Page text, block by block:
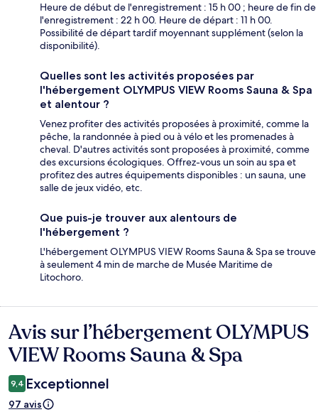
Heure de début de l'enregistrement : 15 h 00 ; heure de fin de
l'enregistrement : 22 h 00. Heure de départ : 11 h 00.
Possibilité de départ tardif moyennant supplément (selon la
disponibilité).
Quelles sont les activités proposées par
l'hébergement OLYMPUS VIEW Rooms Sauna & Spa
et alentour ?
Venez profiter des activités proposées à proximité, comme la
pêche, la randonnée à pied ou à vélo et les promenades à
cheval. D'autres activités sont proposées à proximité, comme
des excursions écologiques. Offrez-vous un soin au spa et
profitez des autres équipements disponibles : un sauna, une
salle de jeux vidéo, etc.
Que puis-je trouver aux alentours de
l'hébergement ?
L'hébergement OLYMPUS VIEW Rooms Sauna & Spa se trouve
à seulement 4 min de marche de Musée Maritime de
Litochoro.
Avis
Avis sur l’hébergement OLYMPUS
VIEW Rooms Sauna & Spa
9,4 Exceptionnel
97 avis